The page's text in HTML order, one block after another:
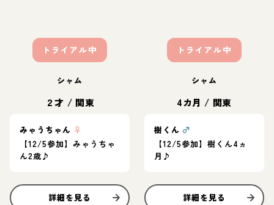
トライアル中
シャム
２才 / 関東
みゃうちゃん ♀
【12/5参加】みゃうちゃ
ん2歳♪
詳細を見る
トライアル中
シャム
4カ月 / 関東
樹くん ♂
【12/5参加】樹くん4ヵ
月♪
詳細を見る